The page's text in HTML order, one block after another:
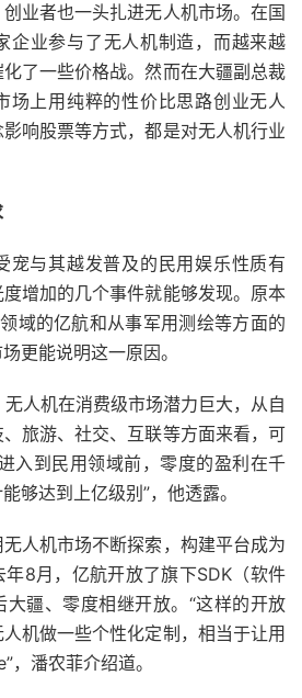
业者也一头扎进无人机市场。在国
企业参与了无人机制造，而越来越
了一些价格战。然而在大疆副总裁
场上用纯粹的性价比思路创业无人
响股票等方式，都是对无人机行业
宠与其越发普及的民用娱乐性质有
增加的几个事件就能够发现。原本
域的亿航和从事军用测绘等方面的
更能说明这一原因。
人机在消费级市场潜力巨大，从自
旅游、社交、互联等方面来看，可
入到民用领域前，零度的盈利在千
够达到上亿级别”，他透露。
人机市场不断探索，构建平台成为
8月，亿航开放了旗下SDK（软件
疆、零度相继开放。“这样的开放
机做一些个性化定制，相当于让用
，潘农菲介绍道。